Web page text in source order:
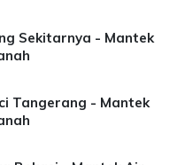
Sekitarnya - Mantek
Tangerang - Mantek